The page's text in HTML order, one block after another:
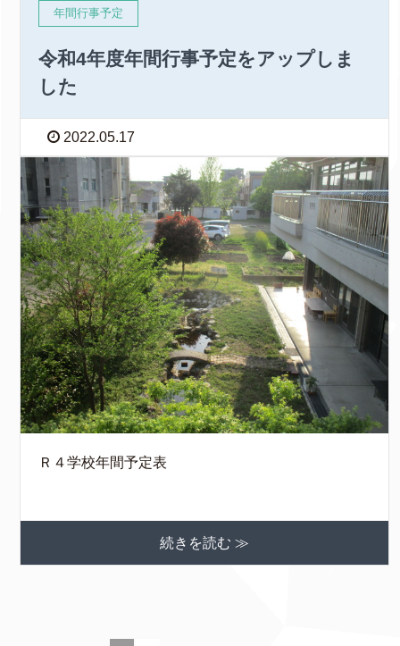
年間行事予定
令和4年度年間行事予定をアップしま
した
2022.05.17
Ｒ４学校年間予定表
続きを読む ≫